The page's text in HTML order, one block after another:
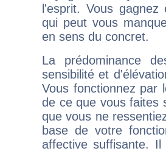
l'esprit. Vous
qui peut vous
en sens du concret.
La prédominance
sensibilité et
Vous fonctionnez
de ce que vous faites
que vous ne
base de votre
affective suffisante.